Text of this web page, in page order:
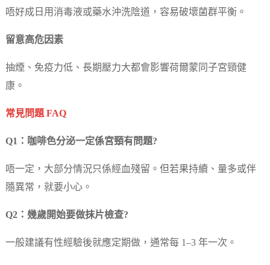
唔好成日用消毒液或藥水沖洗陰道，容易破壞菌群平衡。
留意高危因素
抽煙、免疫力低、長期壓力大都會影響荷爾蒙同子宮頸健
康。
常見問題 FAQ
Q1：咖啡色分泌一定係宮頸有問題?
唔一定，大部分情況只係經血殘留。但若果持續、量多或伴
隨異常，就要小心。
Q2：幾歲開始要做抹片檢查?
一般建議有性經驗後就應定期做，通常每 1–3 年一次。